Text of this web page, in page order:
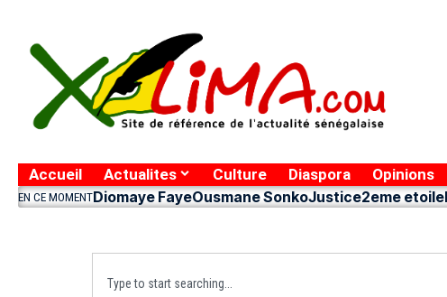
Accueil Actualites Culture Diaspora Opinions
EN CE MOMENTDiomaye FayeOusmane SonkoJustice2eme etoile